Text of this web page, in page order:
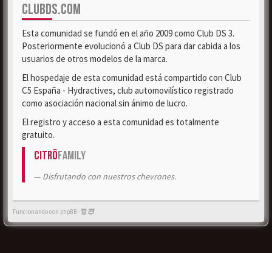
CLUBDS.COM
Esta comunidad se fundó en el año 2009 como Club DS 3.
Posteriormente evolucionó a Club DS para dar cabida a los
usuarios de otros modelos de la marca.
El hospedaje de esta comunidad está compartido con Club
C5 España - Hydractives, club automovilístico registrado
como asociación nacional sin ánimo de lucro.
El registro y acceso a esta comunidad es totalmente
gratuito.
CitröFamily
Disfrutando con nuestros chevrones.
Funcionando con phpBB -